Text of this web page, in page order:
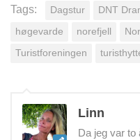
Tags: Dagstur DNT
høgevarde norefjell
Turistforeningen
Linn
Da jeg var to